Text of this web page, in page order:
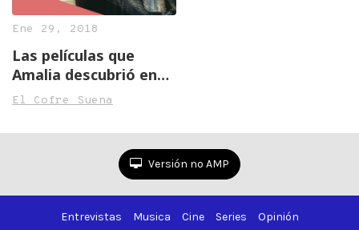
Ene 29, 2018
Las películas que
Amalia descubrió en
2017
El Cofre Suena
Versión no AMP
Entrevistas Musica Cine Series Opinión